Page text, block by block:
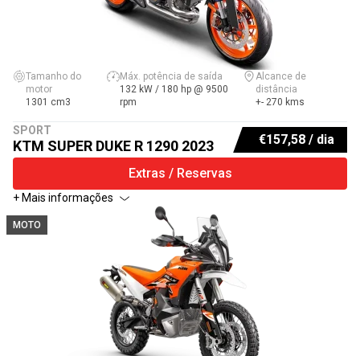
Tamanho do
motor
1301 cm3
Máx. potência de saída
132 kW / 180 hp @ 9500
rpm
Alcance de
distância
+- 270 kms
SPORT
KTM SUPER DUKE R 1290 2023 €157,58 / dia
Extras / Reservas
+ Mais informações
MOTO